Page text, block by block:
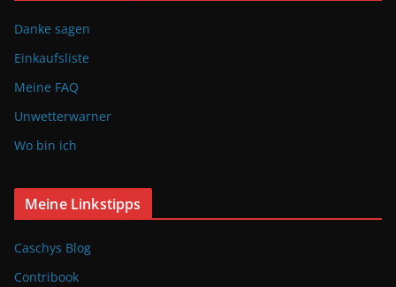
Danke sagen
Einkaufsliste
Meine FAQ
Unwetterwarner
Wo bin ich
Meine Linkstipps
Caschys Blog
Contribook